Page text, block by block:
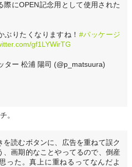
際にOPEN記念用として使用された
ぶりたくなりますね！ #パッケージ
gf1LYWirTG
ター 松浦 陽司 (@p_matsuura)
。
を読むボタンに、広告を重ねて誤ク
、画期的なことやってるので、倒産
った。真上に重ねるってなんだよ